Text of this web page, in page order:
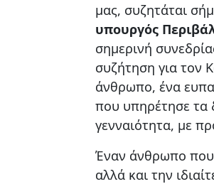
μας, συζητάται
υπουργός
σημερινή
συζήτηση για τον
άνθρωπο, ένα
που υπηρέτησε τα
γενναιότητα, με
Έναν άνθρωπο που
αλλά και την